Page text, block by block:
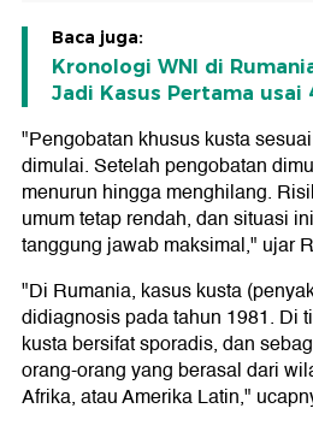
Baca juga:
Kronologi WNI di
Jadi Kasus Pertama usai
"Pengobatan khusus kusta
dimulai. Setelah pengobatan
menurun hingga menghilang.
umum tetap rendah, dan situasi
tanggung jawab maksimal," ujar
"Di Rumania, kasus kusta
didiagnosis pada tahun 1981. Di
kusta bersifat sporadis, dan
orang-orang yang berasal dari
Afrika, atau Amerika Latin,"